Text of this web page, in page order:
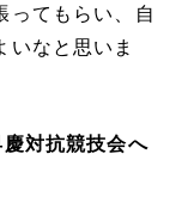
ってもらい、自
いなと思いま
対抗競技会へ